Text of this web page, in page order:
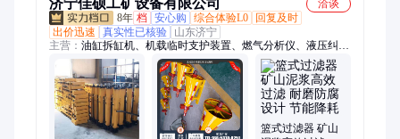
济宁佳硕工矿设备有限公司
洽谈
8年 档 安心购 综合体验L0
回复及时
出价迅速
真实性已核验
山东济宁
主营： 油缸拆缸机、机载临时支护装置、燃气分析仪、液压纠偏
装置、气相色谱仪、货叉、电液推杆、镀锌电缆挂钩、雾炮机、
顶空进样器、氢气发生器、道口板、缓冲条、岩心切割机、防溢
裙板、防爆电阻箱、皮带探伤仪、钻孔应力计、矿浆取样机、避
难硐室门、防水密闭门、无压风门、内燃螺栓扳手、工地洗车
机、围挡喷淋
篮式过滤器 矿山